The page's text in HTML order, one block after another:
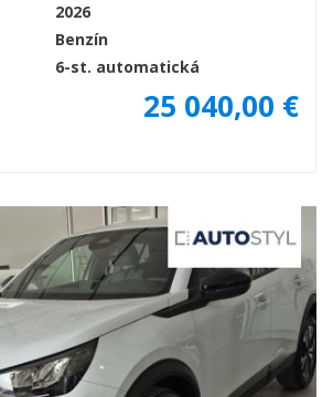
2026
Benzín
6-st. automatická
25 040,00 €